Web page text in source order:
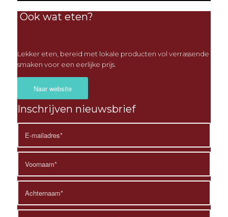
Ook wat eten?
Lekker eten, bereid met lokale producten vol verrassende
smaken voor een eerlijke prijs.
Naar website
Inschrijven nieuwsbrief